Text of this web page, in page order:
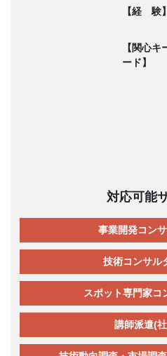
【経 験】
【関心キ
ード】
対応可能
事業開発コン
技術コンサル
スポット専門家コ
講師派遣(